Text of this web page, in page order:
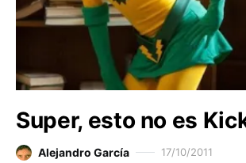
Super, esto no es
Alejandro García 17/10/2011